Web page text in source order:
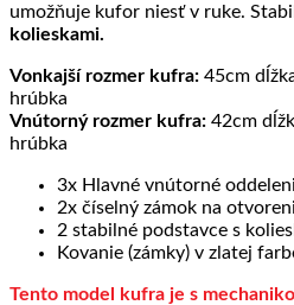
umožňuje kufor niesť v ruke.
kolieskami.
Vonkajší rozmer kufra: 45cm
hrúbka
Vnútorný rozmer kufra: 42cm
hrúbka
3x Hlavné vnútorné
2x číselný zámok na
2 stabilné podstavce s
Kovanie (zámky) v zlatej
Tento model kufra je s